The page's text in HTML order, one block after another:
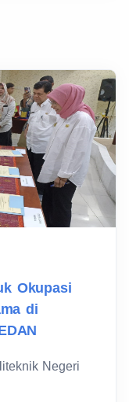
Okupasi
di
Negeri